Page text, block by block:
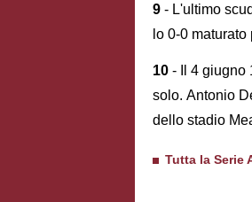
9 - L'ultimo
lo 0-0
10 - Il 4 giugno
solo. Antonio
dello stadio
Tutta la Serie